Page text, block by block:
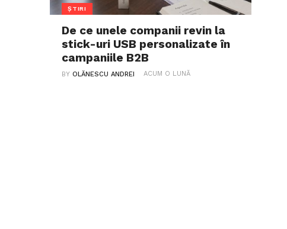
ȘTIRI
De ce unele companii revin la
stick-uri USB personalizate în
campaniile B2B
BYOLĂNESCU ANDREI ACUM O LUNĂ